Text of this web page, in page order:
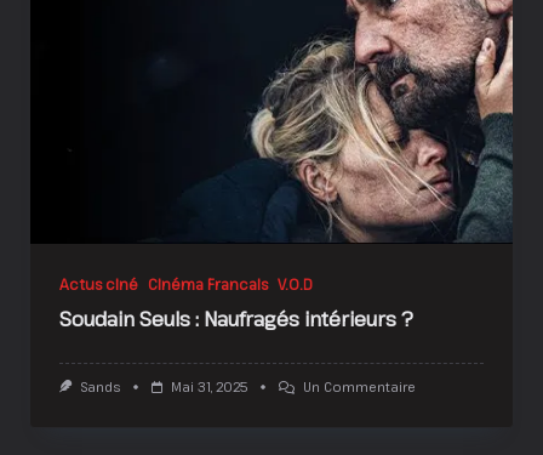
Actus ciné Cinéma Francais V.O.D
Soudain Seuls : Naufragés intérieurs ?
Sands Mai 31, 2025 Un Commentaire